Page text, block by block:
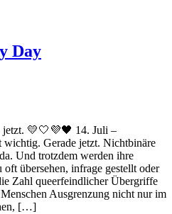
Day
jetzt. 💛🤍💜🖤 14. Juli –
Gerade jetzt. Nichtbinäre
Und trotzdem werden ihre
übersehen, infrage gestellt oder
Zahl queerfeindlicher Übergriffe
Ausgrenzung nicht nur im
[…]